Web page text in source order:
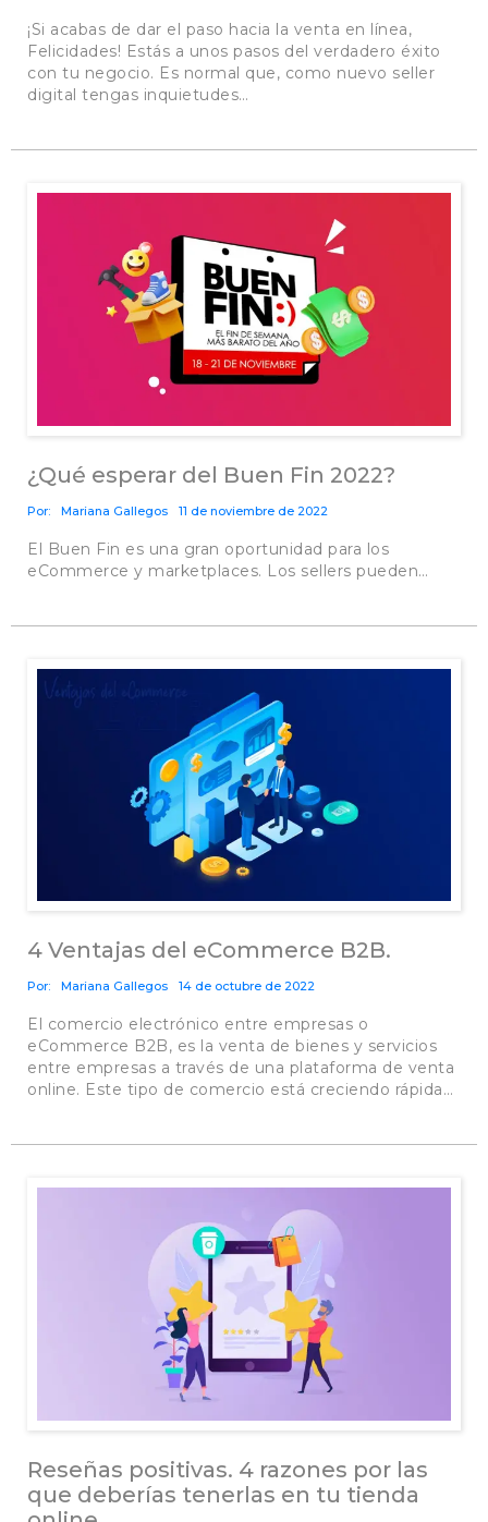
¡Si acabas de dar el paso hacia la venta en línea,
Felicidades! Estás a unos pasos del verdadero éxito
con tu negocio. Es normal que, como nuevo seller
digital tengas inquietudes…
¿Qué esperar del Buen Fin 2022?
Por: Mariana Gallegos 11 de noviembre de 2022
El Buen Fin es una gran oportunidad para los
eCommerce y marketplaces. Los sellers pueden…
4 Ventajas del eCommerce B2B.
Por: Mariana Gallegos 14 de octubre de 2022
El comercio electrónico entre empresas o
eCommerce B2B, es la venta de bienes y servicios
entre empresas a través de una plataforma de venta
online. Este tipo de comercio está creciendo rápida…
Reseñas positivas. 4 razones por las
que deberías tenerlas en tu tienda